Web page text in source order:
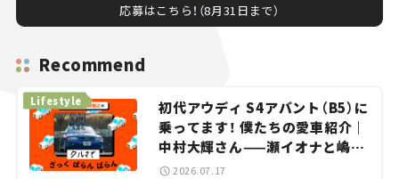
応募はこちら！（8月31日まで）
Recommend
初代アウディ S4アバント（B5）に
乗ってます！ 僕たちの愛車紹介｜
中村大輝さん——瀬イオナと嶋田
智之の「クルマでざっくばらんば
Lifestyle
2026.07.17